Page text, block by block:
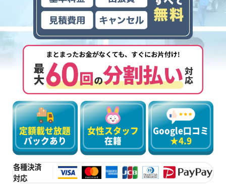
定額載せ放題
パックあり
女性スタッフ
在籍
Google口コミ
★4.9
各種決済
対応